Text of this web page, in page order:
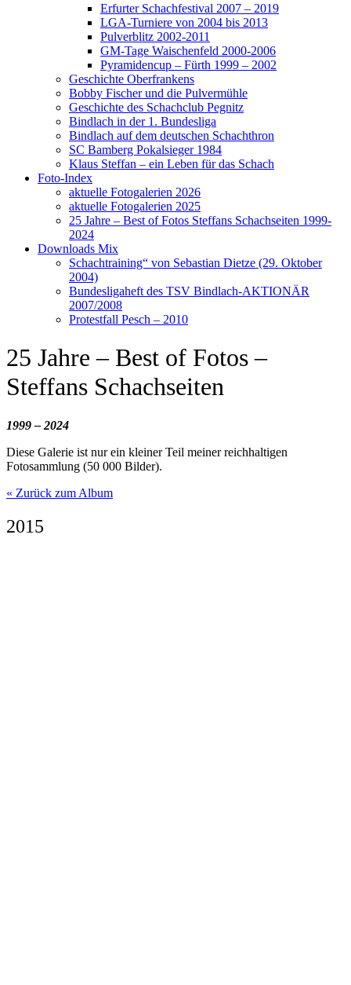
Erfurter Schachfestival 2007 – 2019
LGA-Turniere von 2004 bis 2013
Pulverblitz 2002-2011
GM-Tage Waischenfeld 2000-2006
Pyramidencup – Fürth 1999 – 2002
Geschichte Oberfrankens
Bobby Fischer und die Pulvermühle
Geschichte des Schachclub Pegnitz
Bindlach in der 1. Bundesliga
Bindlach auf dem deutschen Schachthron
SC Bamberg Pokalsieger 1984
Klaus Steffan – ein Leben für das Schach
Foto-Index
aktuelle Fotogalerien 2026
aktuelle Fotogalerien 2025
25 Jahre – Best of Fotos Steffans Schachseiten 1999-
2024
Downloads Mix
Schachtraining“ von Sebastian Dietze (29. Oktober
2004)
Bundesligaheft des TSV Bindlach-AKTIONÄR
2007/2008
Protestfall Pesch – 2010
25 Jahre – Best of Fotos –
Steffans Schachseiten
1999 – 2024
Diese Galerie ist nur ein kleiner Teil meiner reichhaltigen
Fotosammlung (50 000 Bilder).
« Zurück zum Album
2015